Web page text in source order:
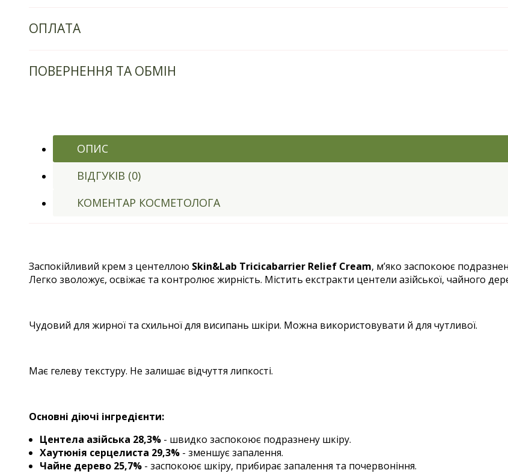
ОПЛАТА
ПОВЕРНЕННЯ ТА ОБМІН
ОПИС
ВІДГУКІВ (0)
КОМЕНТАР КОСМЕТОЛОГА
Заспокійливий крем з центеллою Skin&Lab Tricicabarrier Relief Cream, м’яко заспокоює
Легко зволожує, освіжає та контролює жирність. Містить екстракти центели азійської, чайного
Чудовий для жирної та схильної для висипань шкіри. Можна використовувати й для чутливої.
Має гелеву текстуру. Не залишає відчуття липкості.
Основні діючі інгредієнти:
Центела азійська 28,3%- швидко заспокоює подразнену шкіру.
Хаутюнія серцелиста 29,3%- зменшує запалення.
Чайне дерево 25,7%- заспокоює шкіру, прибирає запалення та почервоніння.